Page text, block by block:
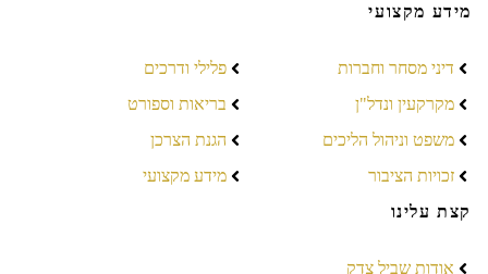
מידע מקצועי
דיני מסחר וחברות
מקרקעין ונדל"ן
משפט וניהול הליכים
זכויות הציבור
פלילי ודרכים
בריאות וספורט
הגנת הצרכן
מידע מקצועי
קצת עלינו
אודות שביל צדק